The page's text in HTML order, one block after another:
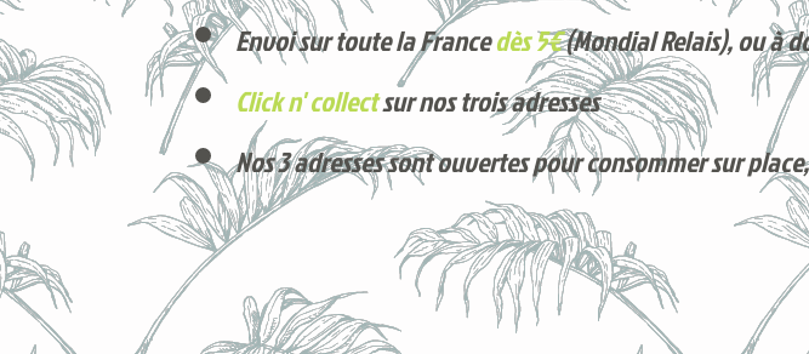
Envoi sur toute la Francedès 5€(Mondial Relais), ou à
Click n' collectsur nos trois adresses
Nos 3 adresses sont ouvertes pour consommer sur
Voici nos derniers arrivages !
Produits phares